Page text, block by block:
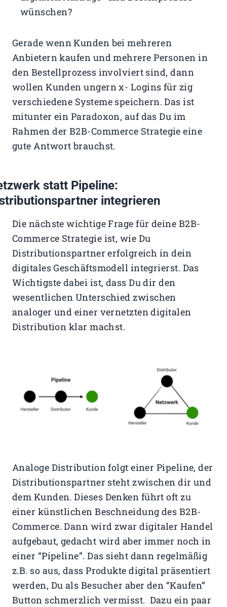
wünschen?
Gerade wenn Kunden bei mehreren
Anbietern kaufen und mehrere Personen in
den Bestellprozess involviert sind, dann
wollen Kunden ungern x- Logins für zig
verschiedene Systeme speichern. Das ist
mitunter ein Paradoxon, auf das Du im
Rahmen der B2B-Commerce Strategie eine
gute Antwort brauchst.
statt Pipeline:
integrieren
Die nächste wichtige Frage für deine B2B-
Commerce Strategie ist, wie Du
Distributionspartner erfolgreich in dein
digitales Geschäftsmodell integrierst. Das
Wichtigste dabei ist, dass Du dir den
wesentlichen Unterschied zwischen
analoger und einer vernetzten digitalen
Distribution klar machst.
Analoge Distribution folgt einer Pipeline, der
Distributionspartner steht zwischen dir und
dem Kunden. Dieses Denken führt oft zu
einer künstlichen Beschneidung des B2B-
Commerce. Dann wird zwar digitaler Handel
aufgebaut, gedacht wird aber immer noch in
einer “Pipeline”. Das sieht dann regelmäßig
z.B. so aus, dass Produkte digital präsentiert
werden, Du als Besucher aber den “Kaufen”
Button schmerzlich vermisst. Dazu ein paar